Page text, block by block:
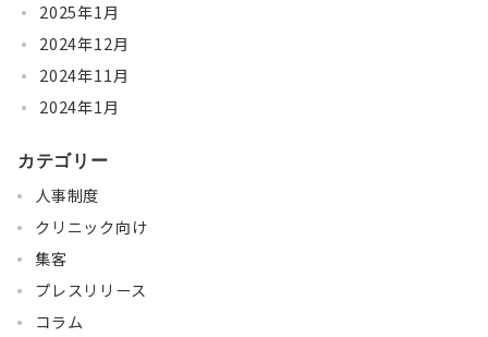
2025年1月
2024年12月
2024年11月
2024年1月
カテゴリー
人事制度
クリニック向け
集客
プレスリリース
コラム